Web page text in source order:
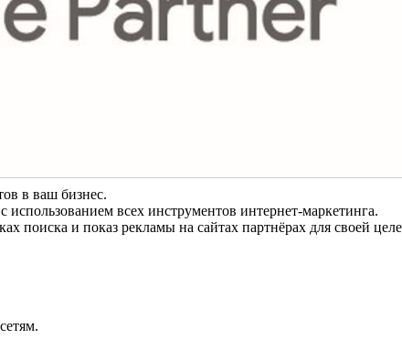
в ваш бизнес.
всех инструментов интернет-маркетинга.
поиска и показ рекламы на сайтах партнёрах для своей